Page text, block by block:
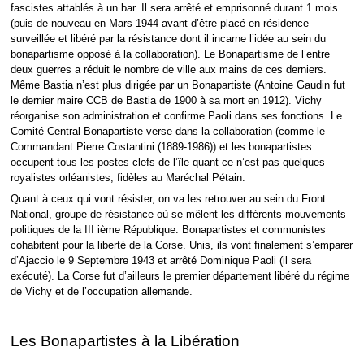
fascistes attablés à un bar. Il sera arrêté et emprisonné durant 1 mois
(puis de nouveau en Mars 1944 avant d’être placé en résidence
surveillée et libéré par la résistance dont il incarne l’idée au sein du
bonapartisme opposé à la collaboration). Le Bonapartisme de l’entre
deux guerres a réduit le nombre de ville aux mains de ces derniers.
Même Bastia n’est plus dirigée par un Bonapartiste (Antoine Gaudin fut
le dernier maire CCB de Bastia de 1900 à sa mort en 1912). Vichy
réorganise son administration et confirme Paoli dans ses fonctions. Le
Comité Central Bonapartiste verse dans la collaboration (comme le
Commandant Pierre Costantini (1889-1986)) et les bonapartistes
occupent tous les postes clefs de l’île quant ce n’est pas quelques
royalistes orléanistes, fidèles au Maréchal Pétain.
Quant à ceux qui vont résister, on va les retrouver au sein du Front
National, groupe de résistance où se mêlent les différents mouvements
politiques de la III ième République. Bonapartistes et communistes
cohabitent pour la liberté de la Corse. Unis, ils vont finalement s’emparer
d’Ajaccio le 9 Septembre 1943 et arrêté Dominique Paoli (il sera
exécuté). La Corse fut d’ailleurs le premier département libéré du régime
de Vichy et de l’occupation allemande.
Les Bonapartistes à la Libération